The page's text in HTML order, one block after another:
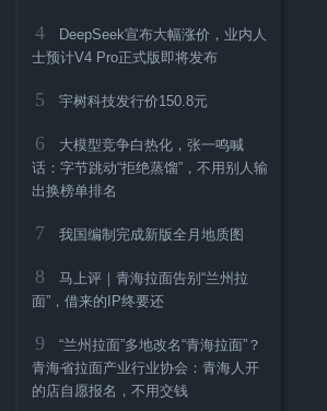
4
DeepSeek宣布大幅涨价，业内人
士预计V4 Pro正式版即将发布
5 宇树科技发行价150.8元
6
大模型竞争白热化，张一鸣喊
话：字节跳动“拒绝蒸馏”，不用别人输
出换榜单排名
7 我国编制完成新版全月地质图
8
马上评｜青海拉面告别“兰州拉
面”，借来的IP终要还
9
“兰州拉面”多地改名“青海拉面”？
青海省拉面产业行业协会：青海人开
的店自愿报名，不用交钱